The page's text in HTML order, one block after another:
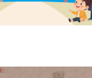
是擔心水龍頭轉接頭